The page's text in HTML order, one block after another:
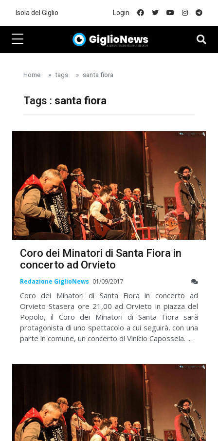
Isola del Giglio Login
Home tags santa fiora
Tags : santa fiora
Coro dei Minatori di Santa Fiora in
concerto ad Orvieto
Redazione GiglioNews 01/09/2017
Coro dei Minatori di Santa Fiora in concerto ad
Orvieto Stasera ore 21,00 ad Orvieto in piazza del
Popolo, il Coro dei Minatori di Santa Fiora sarà
protagonista di uno spettacolo a cui seguirà, con una
parte in comune, un concerto di Vinicio Capossela. ...